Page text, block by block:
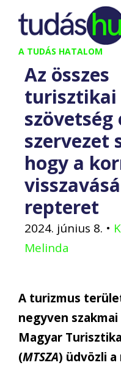
Kilépés
tartalomba
A TUDÁS HATALOM
Az összes
turisztikai
szövetség
szervezet
hogy a
repteret
2024. június 8. •
Melinda
A turizmus
negyven
Magyar
(MTSZA) üdvözli